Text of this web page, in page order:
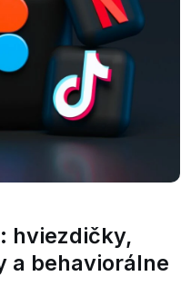
hviezdičky,
a behaviorálne